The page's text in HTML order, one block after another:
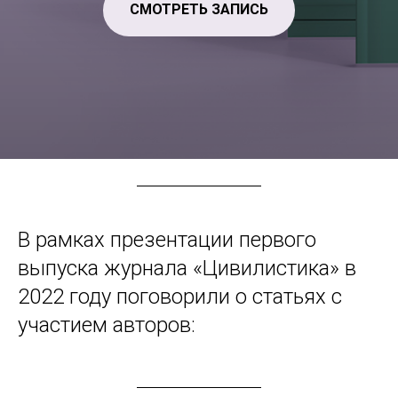
СМОТРЕТЬ ЗАПИСЬ
В рамках презентации первого
выпуска журнала «Цивилистика» в
2022 году поговорили о статьях с
участием авторов: